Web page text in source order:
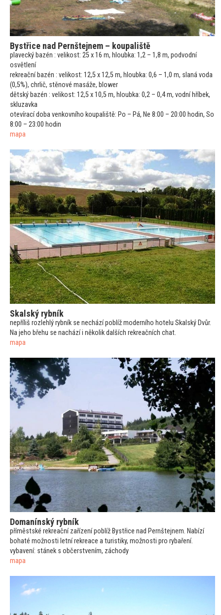
Bystřice nad Pernštejnem – koupaliště
plavecký bazén : velikost: 25 x 16 m, hloubka: 1,2 – 1,8 m, podvodní
osvětlení
rekreační bazén : velikost: 12,5 x 12,5 m, hloubka: 0,6 – 1,0 m, slaná voda
(0,5%), chrlič, stěnové masáže, blower
dětský bazén : velikost: 12,5 x 10,5 m, hloubka: 0,2 – 0,4 m, vodní hříbek,
skluzavka
otevírací doba venkovního koupaliště: Po – Pá, Ne 8:00 – 20:00 hodin, So
8:00 – 23:00 hodin
mapa
Skalský rybník
nepříliš rozlehlý rybník se nechází poblíž moderního hotelu Skalský Dvůr.
Na jeho břehu se nachází i několik dalších rekreačních chat.
mapa
Domanínský rybník
příměstské rekreační zařízení poblíž Bystřice nad Pernštejnem. Nabízí
bohaté možnosti letní rekreace a turistiky, možnosti pro rybaření.
vybavení: stánek s občerstvením, záchody
mapa